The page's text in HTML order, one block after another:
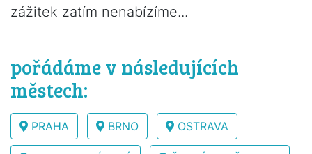
zážitek zatím nenabízíme...
pořádáme v následujících
městech:
PRAHA BRNO OSTRAVA